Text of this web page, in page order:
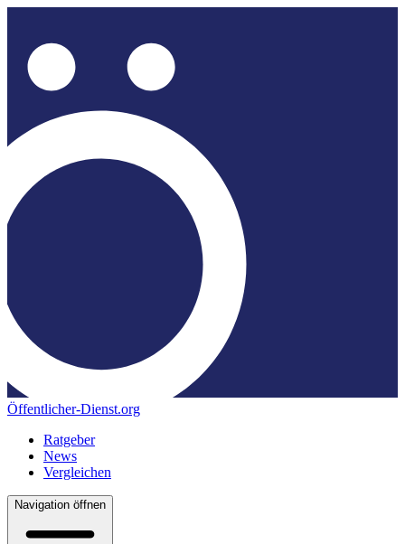
Öffentlicher-Dienst.org
Ratgeber
News
Vergleichen
Navigation öffnen